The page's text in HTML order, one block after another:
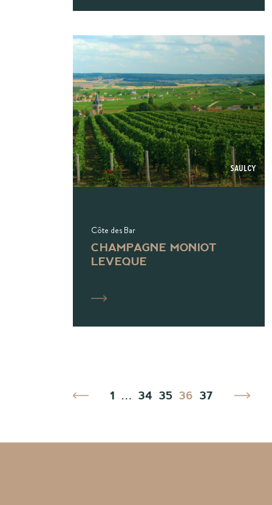
Saulcy
Côte des Bar
CHAMPAGNE MONIOT
LEVEQUE
1 … 34 35 36 37